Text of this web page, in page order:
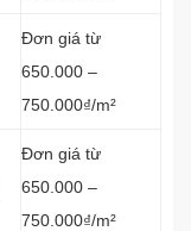
Đơn giá từ
650.000 –
750.000₫/m²
Đơn giá từ
650.000 –
750.000₫/m²